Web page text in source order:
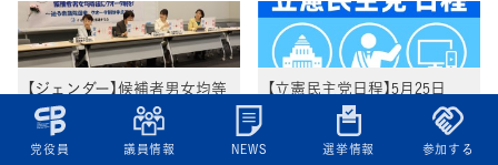
党役員 議員情報 NEWS 選挙情報 参加する
【ジェンダー】候補者男女均等
法施行6周年記念集会に立憲
民主党議員が参加
【立憲民主党日程】5月25日
（土）～27日（月）党日程（部
会・調査会、国会日程、街頭
演説、メディア出演等）5/27